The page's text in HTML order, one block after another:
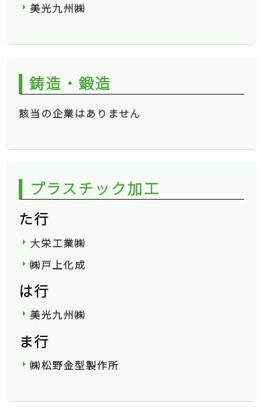
美光九州㈱
鋳造・鍛造
該当の企業はありません
プラスチック加工
た行
大栄工業㈱
㈱戸上化成
は行
美光九州㈱
ま行
㈱松野金型製作所